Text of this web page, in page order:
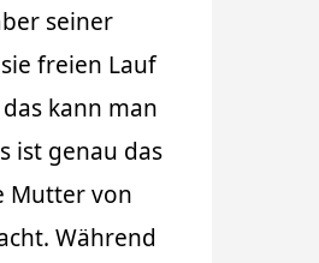
seiner
freien Lauf
kann man
ist genau das
Mutter von
Während